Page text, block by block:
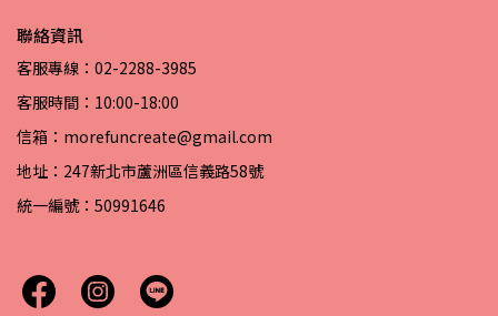
聯絡資訊
客服專線：02-2288-3985
客服時間：10:00-18:00
信箱：morefuncreate@gmail.com
地址：247新北市蘆洲區信義路58號
統一編號：50991646